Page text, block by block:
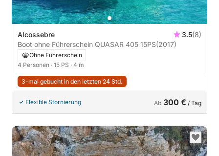
Alcossebre 3.5(8)
Boot ohne Führerschein QUASAR 405 15PS(2017)
Ohne Führerschein
4 Personen · 15 PS · 4 m
3-mal gebucht in den letzten 24 Std.
Flexible Stornierung Ab 300 € / Tag